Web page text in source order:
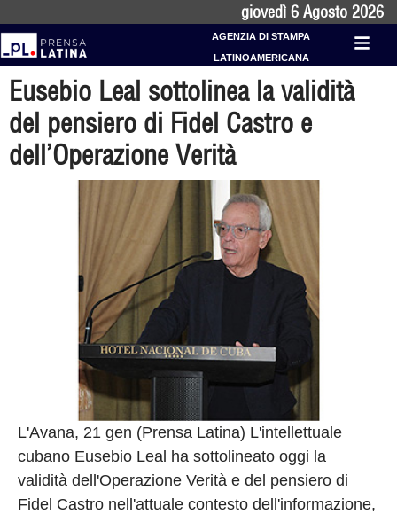
giovedì 6 Agosto 2026
AGENZIA DI STAMPA
LATINOAMERICANA
Eusebio Leal sottolinea la validità
del pensiero di Fidel Castro e
dell’Operazione Verità
L'Avana, 21 gen (Prensa Latina) L'intellettuale
cubano Eusebio Leal ha sottolineato oggi la
validità dell'Operazione Verità e del pensiero di
Fidel Castro nell'attuale contesto dell'informazione,